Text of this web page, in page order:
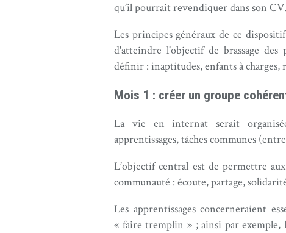
qu’il pourrait revendiquer dans son CV.
Les principes généraux de ce
d'atteindre l'objectif de brassage des
définir : inaptitudes, enfants à charges,
Mois 1 : créer un groupe
La vie en internat serait
apprentissages, tâches communes
L’objectif central est de permettre
communauté : écoute, partage,
Les apprentissages concerneraient
« faire tremplin » ; ainsi par